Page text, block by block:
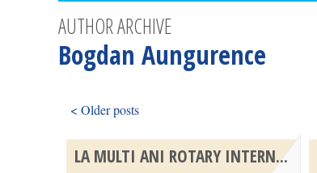
AUTHOR ARCHIVE
Bogdan Aungurence
< Older posts
LA MULTI ANI ROTARY INTERN...